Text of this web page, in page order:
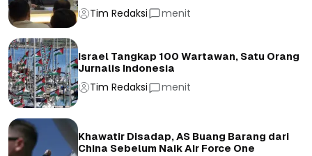
Tim Redaksi menit
Israel Tangkap 100 Wartawan, Satu Orang
Jurnalis Indonesia
Tim Redaksi menit
Khawatir Disadap, AS Buang Barang dari
China Sebelum Naik Air Force One